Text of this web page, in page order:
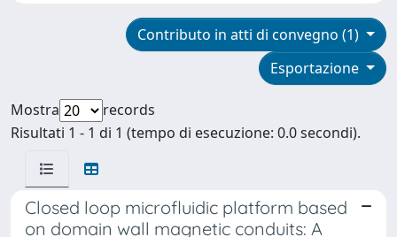
Contributo in atti di convegno (1)
Esportazione
Mostra
records
Risultati 1 - 1 di 1 (tempo di esecuzione: 0.0 secondi).
Closed loop microfluidic platform based
on domain wall magnetic conduits: A